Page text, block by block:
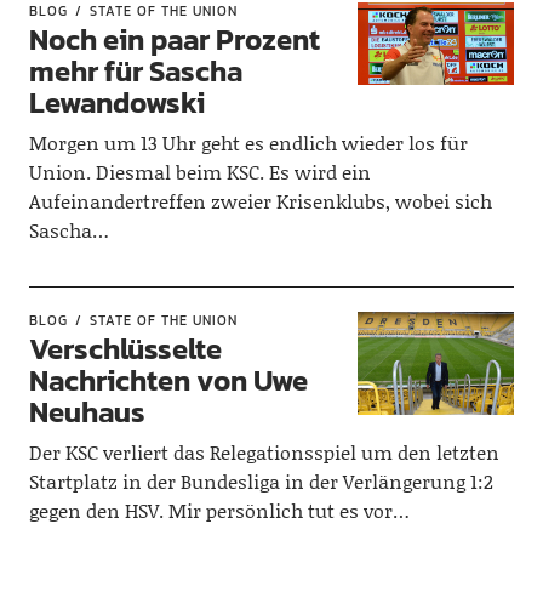
BLOG STATE OF THE UNION
Noch ein paar Prozent
mehr für Sascha
Lewandowski
Morgen um 13 Uhr geht es endlich wieder los für
Union. Diesmal beim KSC. Es wird ein
Aufeinandertreffen zweier Krisenklubs, wobei sich
Sascha…
BLOG STATE OF THE UNION
Verschlüsselte
Nachrichten von Uwe
Neuhaus
Der KSC verliert das Relegationsspiel um den letzten
Startplatz in der Bundesliga in der Verlängerung 1:2
gegen den HSV. Mir persönlich tut es vor…